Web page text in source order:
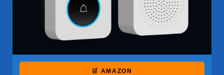
🛒 AMAZON